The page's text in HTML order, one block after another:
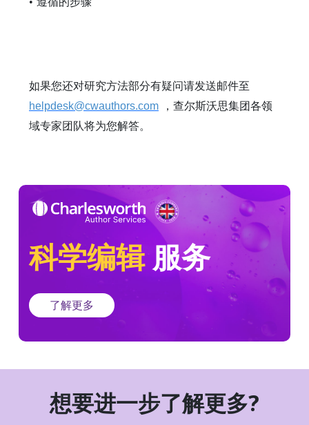
如果您还对研究方法部分有疑问请发送邮件至
helpdesk@cwauthors.com
，查尔斯沃思集团各领
域专家团队将为您解答。
科学编辑服务
了解更多
想要进一步了解更多?